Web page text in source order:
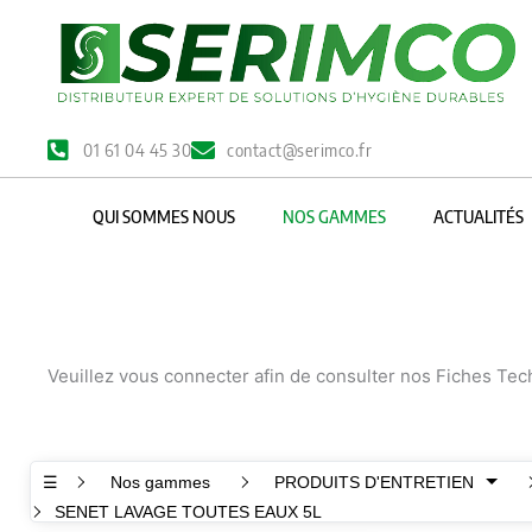
01 61 04 45 30 contact@serimco.fr
QUI SOMMES NOUS NOS GAMMES ACTUALITÉS
Veuillez vous connecter afin de consulter nos Fiches
☰ Nos gammes
PRODUITS D'ENTRETIEN
SENET LAVAGE TOUTES EAUX 5L